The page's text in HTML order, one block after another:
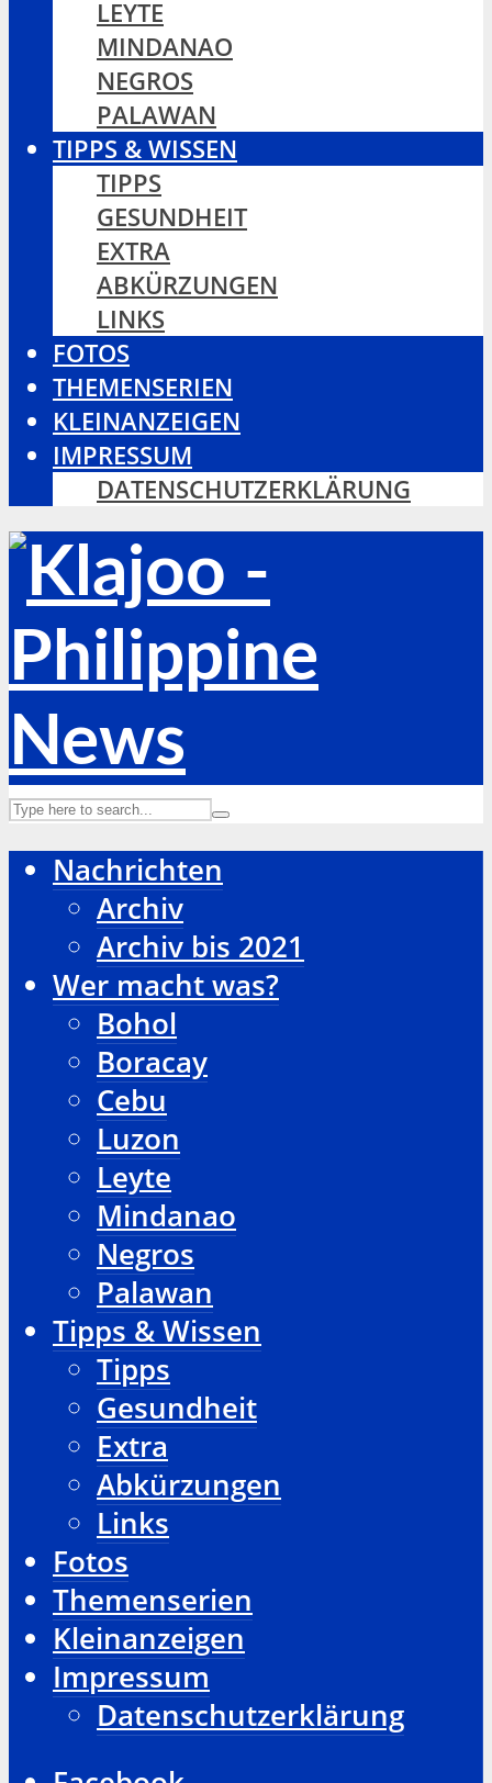
LEYTE
MINDANAO
NEGROS
PALAWAN
TIPPS & WISSEN
TIPPS
GESUNDHEIT
EXTRA
ABKÜRZUNGEN
LINKS
FOTOS
THEMENSERIEN
KLEINANZEIGEN
IMPRESSUM
DATENSCHUTZERKLÄRUNG
Nachrichten
Archiv
Archiv bis 2021
Wer macht was?
Bohol
Boracay
Cebu
Luzon
Leyte
Mindanao
Negros
Palawan
Tipps & Wissen
Tipps
Gesundheit
Extra
Abkürzungen
Links
Fotos
Themenserien
Kleinanzeigen
Impressum
Datenschutzerklärung